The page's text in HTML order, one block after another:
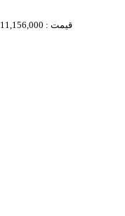
قیمت : 11,156,000 تومان